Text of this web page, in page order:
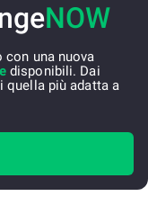
NOW
una nuova
disponibili. Dai
quella più adatta a